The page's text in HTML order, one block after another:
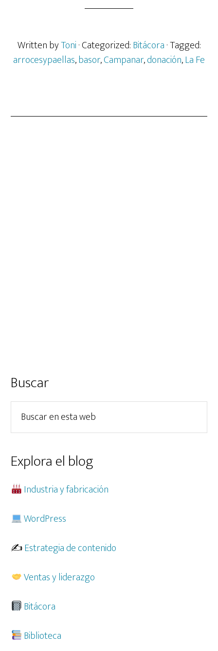
Written byToni· Categorized:Bitácora· Tagged:
arrocesypaellas,basor,Campanar,donación,La Fe
Barra
lateral
principal
Buscar
esta
web
Explora el blog
Industria y fabricación
WordPress
✍️Estrategia de contenido
Ventas y liderazgo
Bitácora
Biblioteca